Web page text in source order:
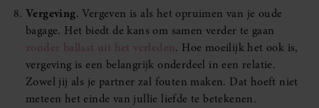
Vergeving. Vergeven is als het opruimen van je oude
bagage. Het biedt de kans om samen verder te gaan
zonder ballast uit het verleden. Hoe moeilijk het ook is,
vergeving is een belangrijk onderdeel in een relatie.
Zowel jij als je partner zal fouten maken. Dat hoeft niet
meteen het einde van jullie liefde te betekenen.